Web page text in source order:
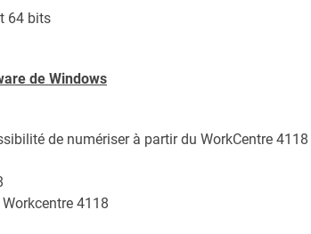
64 bits
de Windows
de numériser à partir du WorkCentre 4118
4118